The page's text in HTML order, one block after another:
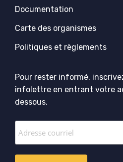
Documentation
Carte des organismes
Politiques et règlements
Pour rester informé,
infolettre en entrant votre
dessous.